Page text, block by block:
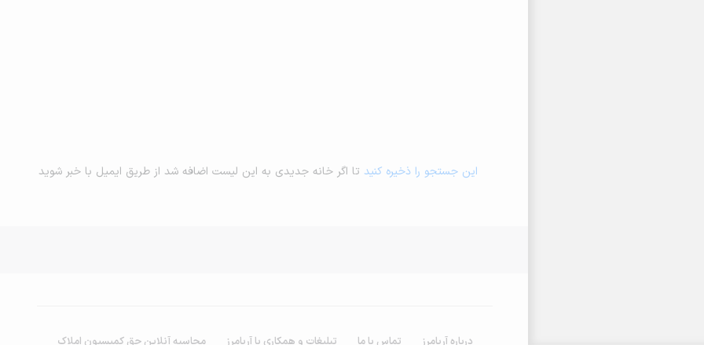
این جستجو را ذخیره کنید تا اگر خانه جدیدی به این لیست اضافه شد از طریق ایمیل با خبر شوید
درباره آریامرز تماس با ما تبلیغات و همکاری با آریامرز محاسبه آنلاین حق کمیسیون املاک